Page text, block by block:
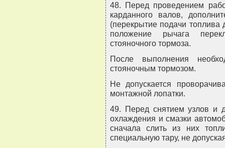
48. Перед проведением
карданного валов,
(перекрытие подачи топлива
положение рычага
стояночного тормоза.
После выполнения
стояночным тормозом.
Не допускается
монтажной лопатки.
49. Перед снятием узлов и
охлаждения и смазки
сначала слить из них
специальную тару, не